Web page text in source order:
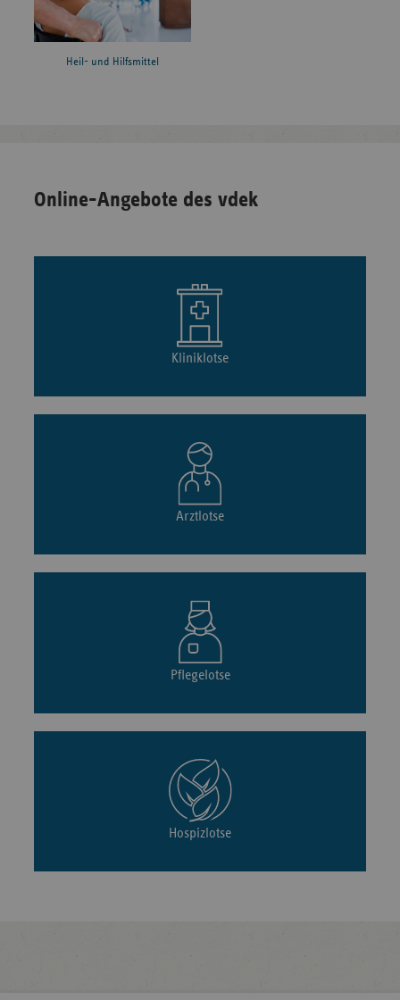
Heil- und Hilfsmittel
Online-Angebote des vdek
Kliniklotse
Arztlotse
Pflegelotse
Hospizlotse